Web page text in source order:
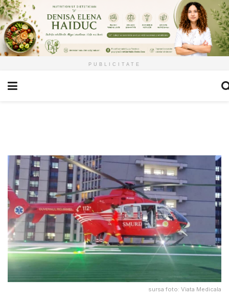
PUBLICITATE
sursa foto: Viata Medicala